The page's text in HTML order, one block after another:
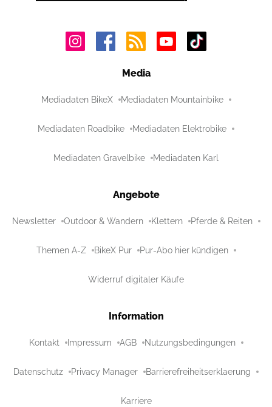
Media
Mediadaten BikeX Mediadaten Mountainbike
Mediadaten Roadbike Mediadaten Elektrobike
Mediadaten Gravelbike Mediadaten Karl
Angebote
Newsletter Outdoor & Wandern Klettern Pferde & Reiten
Themen A-Z BikeX Pur Pur-Abo hier kündigen
Widerruf digitaler Käufe
Information
Kontakt Impressum AGB Nutzungsbedingungen
Datenschutz Privacy Manager Barrierefreiheitserklaerung
Karriere